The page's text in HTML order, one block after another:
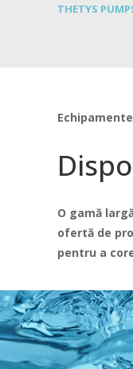
THETYS
O gamă
ofertă de
pentru a